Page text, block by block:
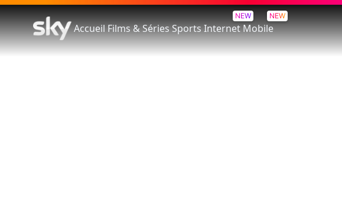
AccueilFilms & SériesSports
NEW
Internet
NEW
Mobile